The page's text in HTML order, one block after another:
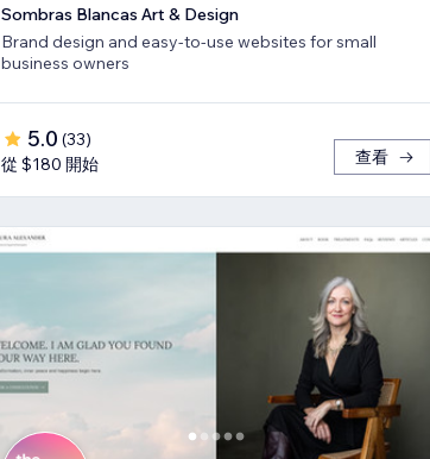
Sombras Blancas Art & Design
Brand design and easy-to-use websites for small
business owners
5.0 (33)
從 $180 開始
查看